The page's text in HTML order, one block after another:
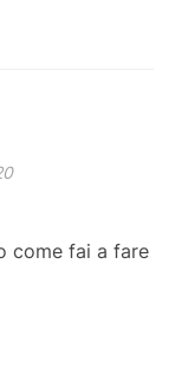
come fai a fare